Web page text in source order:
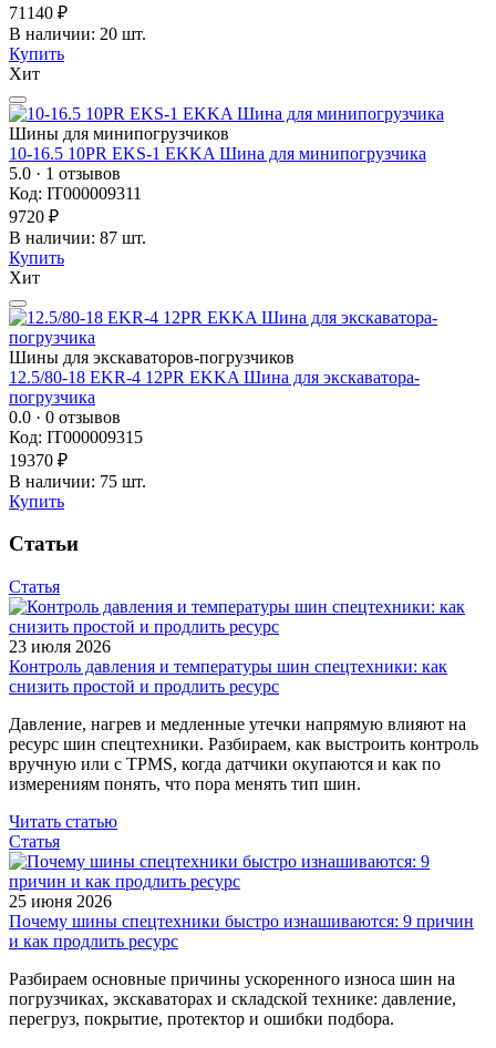
71140 ₽
В наличии: 20 шт.
Купить
Хит
Шины для минипогрузчиков
10-16.5 10PR EKS-1 EKKA Шина для минипогрузчика
5.0 · 1 отзывов
Код: IT000009311
9720 ₽
В наличии: 87 шт.
Купить
Хит
Шины для экскаваторов-погрузчиков
12.5/80-18 EKR-4 12PR EKKA Шина для экскаватора-
погрузчика
0.0 · 0 отзывов
Код: IT000009315
19370 ₽
В наличии: 75 шт.
Купить
Статьи
Статья
23 июля 2026
Контроль давления и температуры шин спецтехники: как
снизить простой и продлить ресурс
Давление, нагрев и медленные утечки напрямую влияют на
ресурс шин спецтехники. Разбираем, как выстроить контроль
вручную или с TPMS, когда датчики окупаются и как по
измерениям понять, что пора менять тип шин.
Читать статью
Статья
25 июня 2026
Почему шины спецтехники быстро изнашиваются: 9 причин
и как продлить ресурс
Разбираем основные причины ускоренного износа шин на
погрузчиках, экскаваторах и складской технике: давление,
перегруз, покрытие, протектор и ошибки подбора.